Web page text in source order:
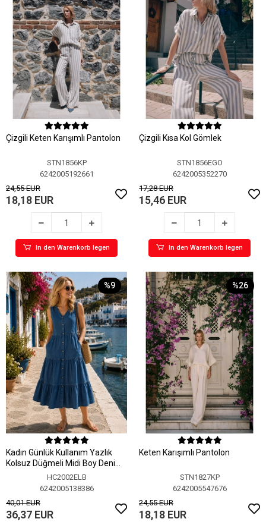
Çizgili Keten Karışımlı Pantolon
STN1856KP
6242005192661
24,55 EUR
18,18 EUR
In den Warenkorb legen
Çizgili Kısa Kol Gömlek
STN1856EGO
6242005352270
17,28 EUR
15,46 EUR
In den Warenkorb legen
%9
Kadın Günlük Kullanım Yazlık
Kolsuz Düğmeli Midi Boy Denim
HC2002ELB
6242005138386
40,01 EUR
36,37 EUR
%26
Keten Karışımlı Pantolon
STN1827KP
6242005547676
24,55 EUR
18,18 EUR